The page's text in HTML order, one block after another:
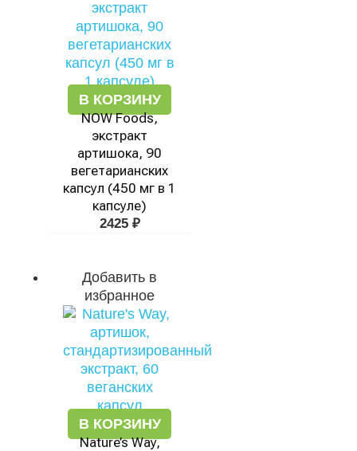
В КОРЗИНУ
NOW Foods,
экстракт
артишока, 90
вегетарианских
капсул (450 мг в 1
капсуле)
2425 ₽
Добавить в
избранное
В КОРЗИНУ
Nature’s Way,